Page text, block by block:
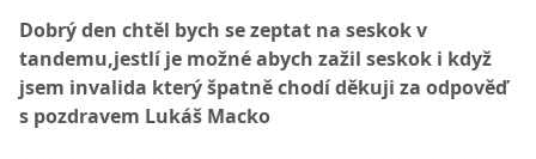
Dobrý den chtěl bych se zeptat na seskok v
tandemu,jestlí je možné abych zažil seskok i když
jsem invalida který špatně chodí děkuji za odpověď
s pozdravem Lukáš Macko